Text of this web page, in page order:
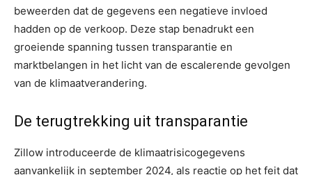
beweerden dat de gegevens een negatieve invloed
hadden op de verkoop. Deze stap benadrukt een
groeiende spanning tussen transparantie en
marktbelangen in het licht van de escalerende gevolgen
van de klimaatverandering.
De terugtrekking uit transparantie
Zillow introduceerde de klimaatrisicogegevens
aanvankelijk in september 2024, als reactie op het feit dat